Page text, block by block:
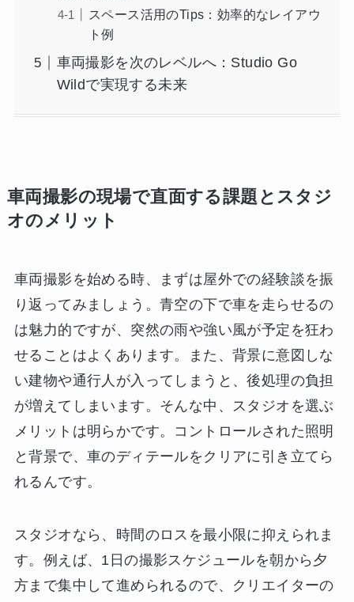
スペース活用のTips：効率的なレイアウ
ト例
車両撮影を次のレベルへ：Studio Go
Wildで実現する未来
車両撮影の現場で直面する課題とスタジ
オのメリット
車両撮影を始める時、まずは屋外での経験談を振
り返ってみましょう。青空の下で車を走らせるの
は魅力的ですが、突然の雨や強い風が予定を狂わ
せることはよくあります。また、背景に意図しな
い建物や通行人が入ってしまうと、後処理の負担
が増えてしまいます。そんな中、スタジオを選ぶ
メリットは明らかです。コントロールされた照明
と背景で、車のディテールをクリアに引き立てら
れるんです。
スタジオなら、時間のロスを最小限に抑えられま
す。例えば、1日の撮影スケジュールを朝から夕
方まで集中して進められるので、クリエイターの